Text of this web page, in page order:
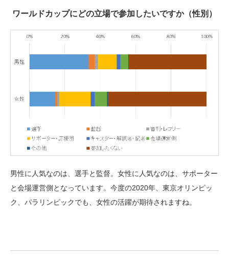
ワールドカップにどの立場で参加したいですか（性別）
男性に人気なのは、選手と監督。女性に人気なのは、サポーター
と会場運営側となっています。今度の2020年、東京オリンピッ
ク、パラリンピックでも、女性の活躍が期待されますね。